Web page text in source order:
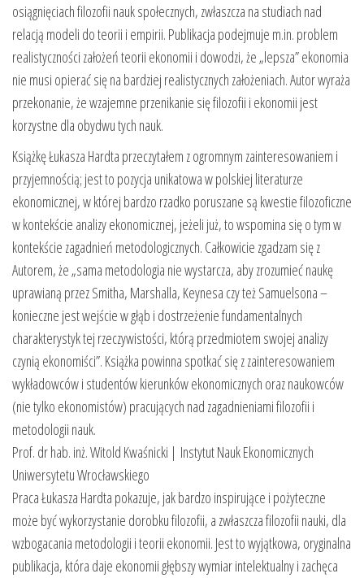
osiągnięciach filozofii nauk społecznych, zwłaszcza na studiach nad
relacją modeli do teorii i empirii. Publikacja podejmuje m.in. problem
realistyczności założeń teorii ekonomii i dowodzi, że „lepsza” ekonomia
nie musi opierać się na bardziej realistycznych założeniach. Autor wyraża
przekonanie, że wzajemne przenikanie się filozofii i ekonomii jest
korzystne dla obydwu tych nauk.
Książkę Łukasza Hardta przeczytałem z ogromnym zainteresowaniem i
przyjemnością; jest to pozycja unikatowa w polskiej literaturze
ekonomicznej, w której bardzo rzadko poruszane są kwestie filozoficzne
w kontekście analizy ekonomicznej, jeżeli już, to wspomina się o tym w
kontekście zagadnień metodologicznych. Całkowicie zgadzam się z
Autorem, że „sama metodologia nie wystarcza, aby zrozumieć naukę
uprawianą przez Smitha, Marshalla, Keynesa czy też Samuelsona –
konieczne jest wejście w głąb i dostrzeżenie fundamentalnych
charakterystyk tej rzeczywistości, którą przedmiotem swojej analizy
czynią ekonomiści”. Książka powinna spotkać się z zainteresowaniem
wykładowców i studentów kierunków ekonomicznych oraz naukowców
(nie tylko ekonomistów) pracujących nad zagadnieniami filozofii i
metodologii nauk.
Prof. dr hab. inż. Witold Kwaśnicki | Instytut Nauk Ekonomicznych
Uniwersytetu Wrocławskiego
Praca Łukasza Hardta pokazuje, jak bardzo inspirujące i pożyteczne
może być wykorzystanie dorobku filozofii, a zwłaszcza filozofii nauki, dla
wzbogacania metodologii i teorii ekonomii. Jest to wyjątkowa, oryginalna
publikacja, która daje ekonomii głębszy wymiar intelektualny i zachęca